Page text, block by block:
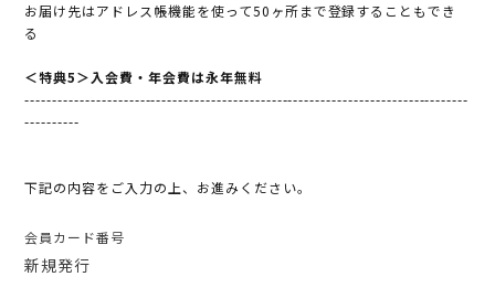
お届け先はアドレス帳機能を使って50ヶ所まで登録することもでき
る
＜特典5＞入会費・年会費は永年無料
---------------------------------------------------------------------------------
----------
下記の内容をご入力の上、お進みください。
会員カード番号
新規発行